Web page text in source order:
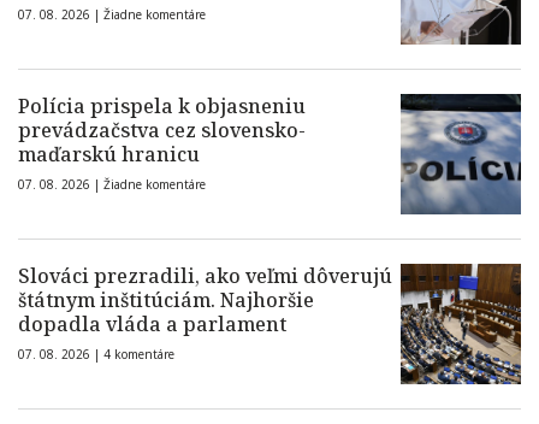
07. 08. 2026 | Žiadne komentáre
Polícia prispela k objasneniu
prevádzačstva cez slovensko-
maďarskú hranicu
07. 08. 2026 | Žiadne komentáre
Slováci prezradili, ako veľmi dôverujú
štátnym inštitúciám. Najhoršie
dopadla vláda a parlament
07. 08. 2026 | 4 komentáre